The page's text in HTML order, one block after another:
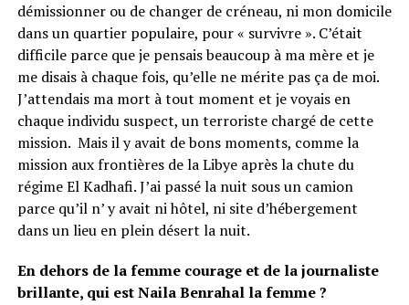
démissionner ou de changer de créneau, ni mon domicile
dans un quartier populaire, pour « survivre ». C’était
difficile parce que je pensais beaucoup à ma mère et je
me disais à chaque fois, qu’elle ne mérite pas ça de moi.
J’attendais ma mort à tout moment et je voyais en
chaque individu suspect, un terroriste chargé de cette
mission. Mais il y avait de bons moments, comme la
mission aux frontières de la Libye après la chute du
régime El Kadhafi. J’ai passé la nuit sous un camion
parce qu’il n’ y avait ni hôtel, ni site d’hébergement
dans un lieu en plein désert la nuit.
En dehors de la femme courage et de la journaliste
brillante, qui est Naila Benrahal la femme ?